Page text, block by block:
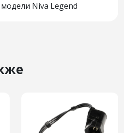
Niva Legend